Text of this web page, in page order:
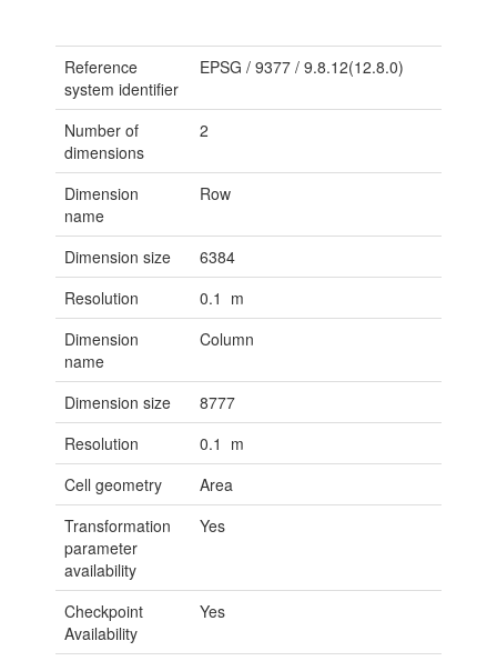
Reference
system identifier
EPSG / 9377/ 9.8.12(12.8.0)
Number of
dimensions
2
Dimension
name
Row
Dimension size
6384
Resolution
0.1 m
Dimension
name
Column
Dimension size
8777
Resolution
0.1 m
Cell geometry
Area
Transformation
parameter
availability
Yes
Checkpoint
Availability
Yes